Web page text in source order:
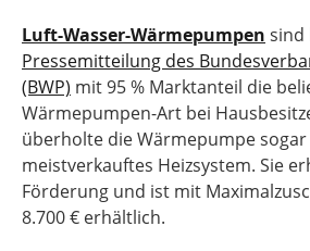
Luft-Wasser-Wärmepumpen sind
Pressemitteilung des
(BWP) mit 95 % Marktanteil die
Wärmepumpen-Art bei
überholte die Wärmepumpe sogar
meistverkauftes Heizsystem. Sie
Förderung und ist mit
8.700 € erhältlich.